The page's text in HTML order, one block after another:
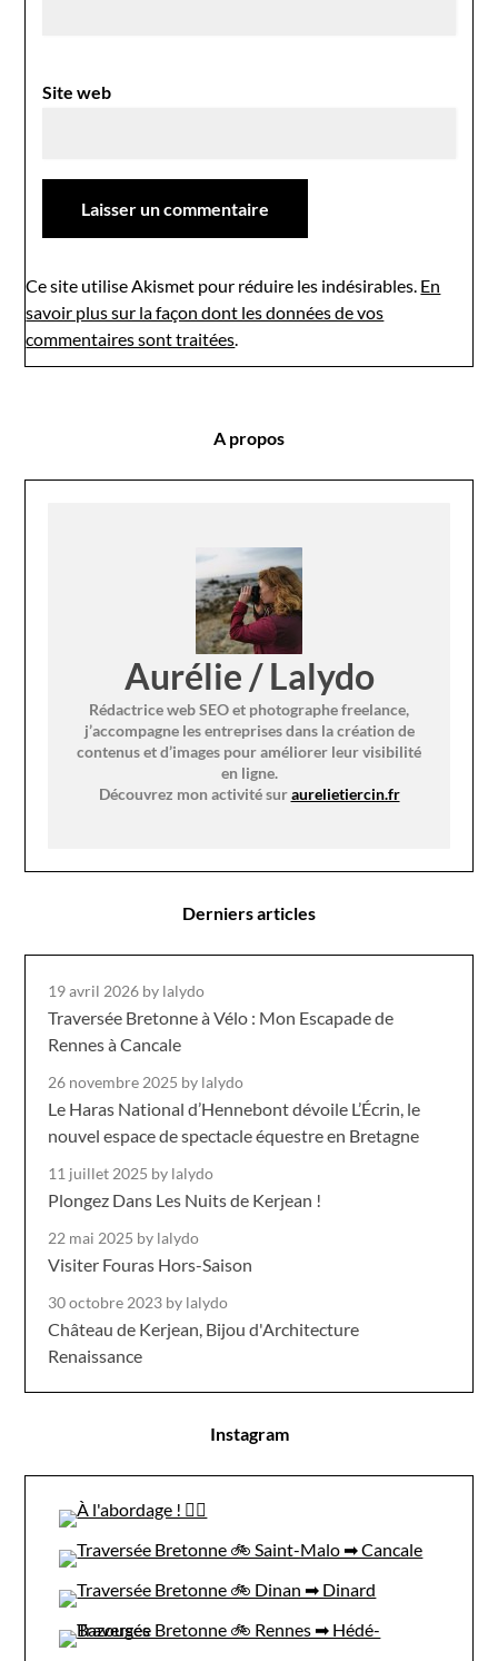
Site web
Ce site utilise Akismet pour réduire les indésirables. En
savoir plus sur la façon dont les données de vos
commentaires sont traitées.
A propos
Aurélie / Lalydo
Rédactrice web SEO et photographe freelance,
j’accompagne les entreprises dans la création de
contenus et d’images pour améliorer leur visibilité
en ligne.
Découvrez mon activité suraurelietiercin.fr
Derniers articles
19 avril 2026 by lalydo
Traversée Bretonne à Vélo : Mon Escapade de
Rennes à Cancale
26 novembre 2025 by lalydo
Le Haras National d’Hennebont dévoile L’Écrin, le
nouvel espace de spectacle équestre en Bretagne
11 juillet 2025 by lalydo
Plongez Dans Les Nuits de Kerjean !
22 mai 2025 by lalydo
Visiter Fouras Hors-Saison
30 octobre 2023 by lalydo
Château de Kerjean, Bijou d'Architecture
Renaissance
Instagram